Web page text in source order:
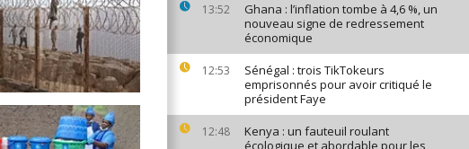
13:52
Ghana : l’inflation tombe à 4,6 %, un
nouveau signe de redressement
économique
12:53
Sénégal : trois TikTokeurs
emprisonnés pour avoir critiqué le
président Faye
12:48
Kenya : un fauteuil roulant
écologique et abordable pour les